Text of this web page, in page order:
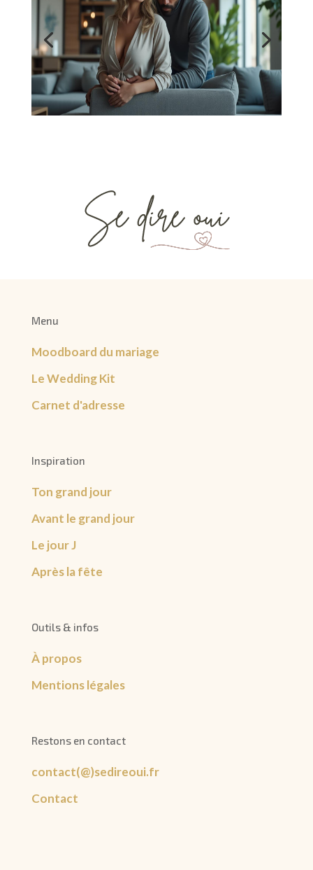
Menu
Moodboard du mariage
Le Wedding Kit
Carnet d'adresse
Inspiration
Ton grand jour
Avant le grand jour
Le jour J
Après la fête
Outils & infos
À propos
Mentions légales
Restons en contact
contact(@)sedireoui.fr
Contact